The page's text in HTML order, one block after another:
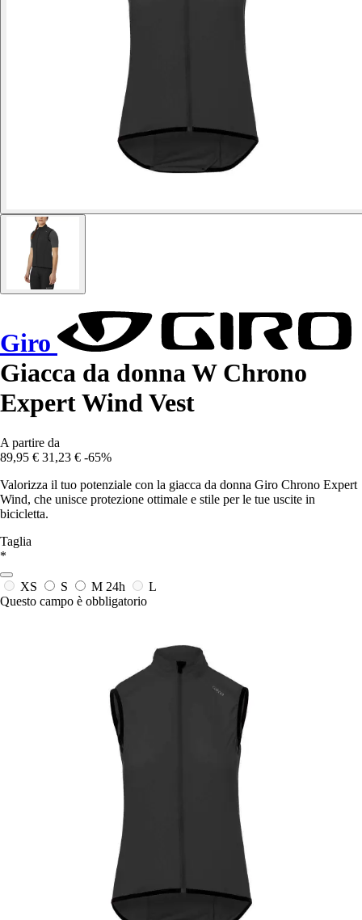
Giro
Giacca da donna W Chrono
Expert Wind Vest
A partire da
89,95 € 31,23 € -65%
Valorizza il tuo potenziale con la giacca da donna Giro Chrono Expert
Wind, che unisce protezione ottimale e stile per le tue uscite in
bicicletta.
Taglia
*
XS S M 24h
L
Questo campo è obbligatorio